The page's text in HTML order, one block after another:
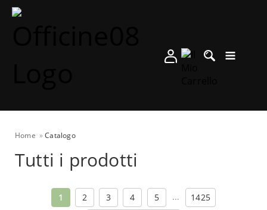
Home Catalogo
Tutti i prodotti
1 2 3 4 5 …
1425